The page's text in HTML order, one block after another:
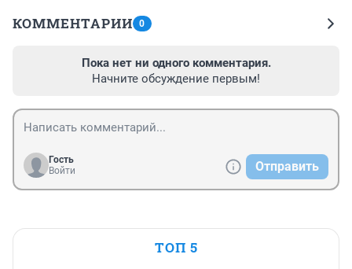
КОММЕНТАРИИ 0
Пока нет ни одного комментария.
Начните обсуждение первым!
Гость
Войти
Отправить
ТОП 5